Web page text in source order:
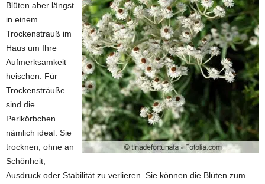
Blüten aber längst
in einem
Trockenstrauß im
Haus um Ihre
Aufmerksamkeit
heischen. Für
Trockensträuße
sind die
Perlkörbchen
nämlich ideal. Sie
trocknen, ohne an
Schönheit,
Ausdruck oder Stabilität zu verlieren. Sie können die Blüten zum